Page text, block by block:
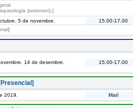
(soterrani).]
5 de novembre.
15.00-17.00
14 de desembre. 15.00-17.00
2019. Matí